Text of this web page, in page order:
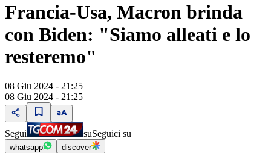
Francia-Usa, Macron brinda
con Biden: "Siamo alleati e lo
resteremo"
08 Giu 2024 - 21:25
08 Giu 2024 - 21:25
Segui suSeguici su
whatsapp discover